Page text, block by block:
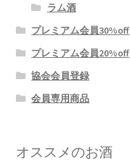
ラム酒
プレミアム会員30%off
プレミアム会員20%off
協会会員登録
会員専用商品
オススメのお酒